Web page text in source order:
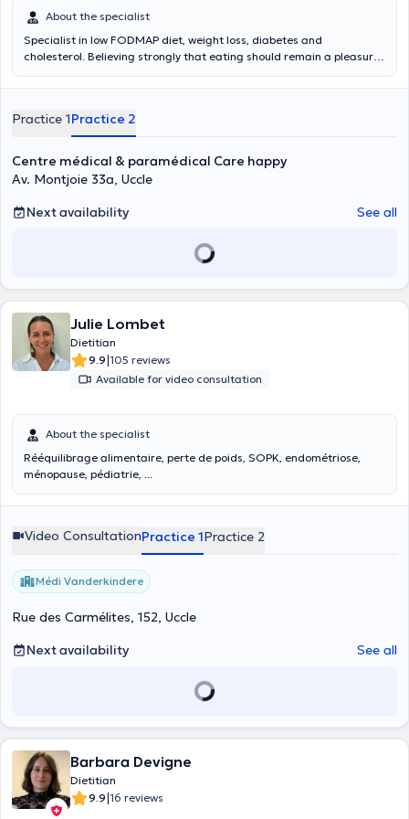
About the specialist
Specialist in low FODMAP diet, weight loss, diabetes and
cholesterol. Believing strongly that eating should remain a pleasure,
restrictive diet is not the solution to losing weight, lowering
not the solution in most illnesses. The solution lies in a balanced diet.
Take care of your body, this is the only place you have to live. I
accompany you throughout the process. We will work together to
achieve an optimal result. The goal is not to impose a strict diet on
you but rather a gradual adaptation of your diet and your lifestyle.
The goal is, for you, to manage yourself a healthy diet adapted to
your body and your needs and this for a lifetime. Thanks to
Practice 1Practice 2
Centre médical & paramédical Care happy
Av. Montjoie 33a, Uccle
Next availability
See all
Julie Lombet
Dietitian
9.9|105 reviews
Available for video consultation
About the specialist
Rééquilibrage alimentaire, perte de poids, SOPK, endométriose,
ménopause, pédiatrie, ...
Video ConsultationPractice 1Practice 2
Médi Vanderkindere
Rue des Carmélites, 152, Uccle
Next availability
See all
Barbara Devigne
Dietitian
9.9|16 reviews